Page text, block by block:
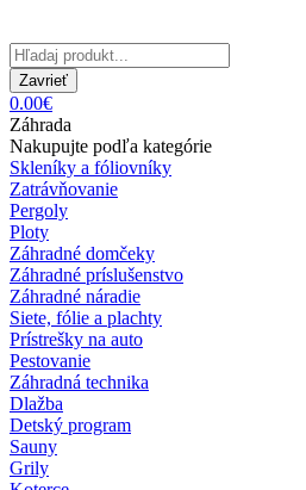
Zavrieť
0.00€
Záhrada
Nakupujte podľa kategórie
Skleníky a fóliovníky
Zatrávňovanie
Pergoly
Ploty
Záhradné domčeky
Záhradné príslušenstvo
Záhradné náradie
Siete, fólie a plachty
Prístrešky na auto
Pestovanie
Záhradná technika
Dlažba
Detský program
Sauny
Grily